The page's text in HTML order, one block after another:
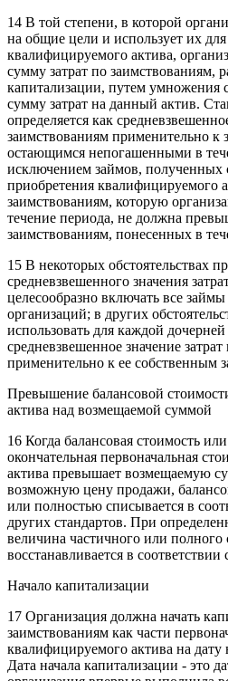
14 В той степени, в которой
на общие цели и использует их
квалифицируемого актива,
сумму затрат по заимствованиям,
капитализации, путем умножения
сумму затрат на данный актив.
определяется как
заимствованиям применительно к
остающимся непогашенными в
исключением займов, полученных
приобретения квалифицируемого
заимствованиям, которую
течение периода, не должна
заимствованиям, понесенных в
15 В некоторых обстоятельствах
средневзвешенного значения
целесообразно включать все
организаций; в других
использовать для каждой
средневзвешенное значение
применительно к ее собственным
Превышение балансовой
актива над возмещаемой суммой
16 Когда балансовая стоимость
окончательная первоначальная
актива превышает возмещаемую
возможную цену продажи,
или полностью списывается в
других стандартов. При
величина частичного или полного
восстанавливается в
Начало капитализации
17 Организация должна начать
заимствованиям как части
квалифицируемого актива на дату
Дата начала капитализации - это